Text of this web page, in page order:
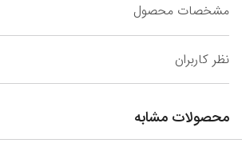
مشخصات محصول
نظر کاربران
محصولات مشابه